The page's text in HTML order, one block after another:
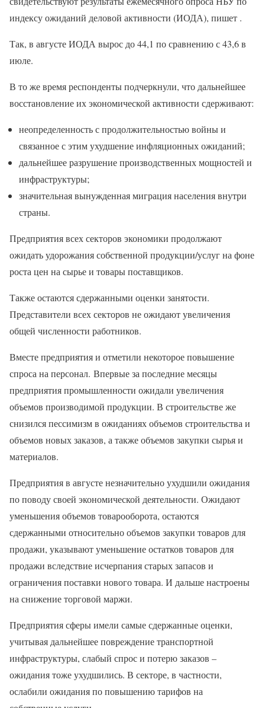
индексу ожиданий деловой активности (ИОДА), пишет .
Так, в августе ИОДА вырос до 44,1 по сравнению с 43,6 в
июле.
В то же время респонденты подчеркнули, что дальнейшее
восстановление их экономической активности сдерживают:
неопределенность с продолжительностью войны и
связанное с этим ухудшение инфляционных ожиданий;
дальнейшее разрушение производственных мощностей и
инфраструктуры;
значительная вынужденная миграция населения внутри
страны.
Предприятия всех секторов экономики продолжают
ожидать удорожания собственной продукции/услуг на фоне
роста цен на сырье и товары поставщиков.
Также остаются сдержанными оценки занятости.
Представители всех секторов не ожидают увеличения
общей численности работников.
Вместе предприятия и отметили некоторое повышение
спроса на персонал. Впервые за последние месяцы
предприятия промышленности ожидали увеличения
объемов производимой продукции. В строительстве же
снизился пессимизм в ожиданиях объемов строительства и
объемов новых заказов, а также объемов закупки сырья и
материалов.
Предприятия в августе незначительно ухудшили ожидания
по поводу своей экономической деятельности. Ожидают
уменьшения объемов товарооборота, остаются
сдержанными относительно объемов закупки товаров для
продажи, указывают уменьшение остатков товаров для
продажи вследствие исчерпания старых запасов и
ограничения поставки нового товара. И дальше настроены
на снижение торговой маржи.
Предприятия сферы имели самые сдержанные оценки,
учитывая дальнейшее повреждение транспортной
инфраструктуры, слабый спрос и потерю заказов –
ожидания тоже ухудшились. В секторе, в частности,
ослабили ожидания по повышению тарифов на